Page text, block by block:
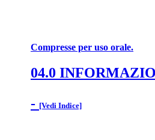
Compresse per uso orale.
04.0
- [Vedi Indice]